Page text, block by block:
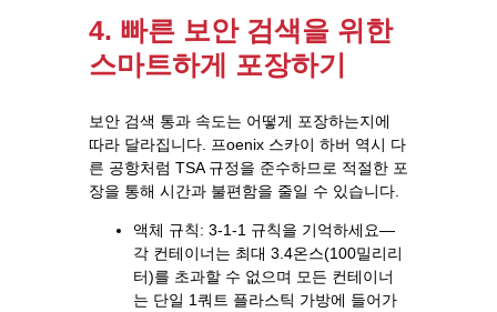
4. 빠른 보안 검색을 위한
스마트하게 포장하기
보안 검색 통과 속도는 어떻게 포장하는지에
따라 달라집니다. 프oenix 스카이 하버 역시 다
른 공항처럼 TSA 규정을 준수하므로 적절한 포
장을 통해 시간과 불편함을 줄일 수 있습니다.
액체 규칙: 3-1-1 규칙을 기억하세요—
각 컨테이너는 최대 3.4온스(100밀리리
터)를 초과할 수 없으며 모든 컨테이너
는 단일 1쿼트 플라스틱 가방에 들어가